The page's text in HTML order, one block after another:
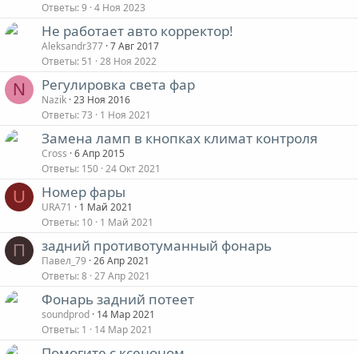
Ответы 9 4 Ноя 2023
Не работает авто корректор!
Aleksandr377 7 Авг 2017
Ответы 51 28 Ноя 2022
N Регулировка света фар
Nazik 23 Ноя 2016
Ответы 73 1 Ноя 2021
Замена ламп в кнопках климат контроля
Cross 6 Апр 2015
Ответы 150 24 Окт 2021
U Номер фары
URA71
1 Май 2021
Ответы 10 1 Май 2021
П задний противотуманный фонарь
Павел_79 26 Апр 2021
Ответы 8 27 Апр 2021
Фонарь задний потеет
soundprod 14 Мар 2021
Ответы 1 14 Мар 2021